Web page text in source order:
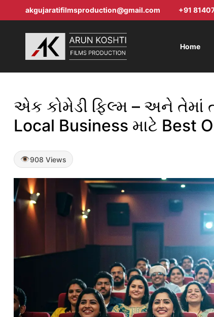
akgujaratifilmsproduction@gmail.com +91
Home
એક કોમેડી ફિલ્મ – અને તેમાં
Local Business માટે Best
908 Views